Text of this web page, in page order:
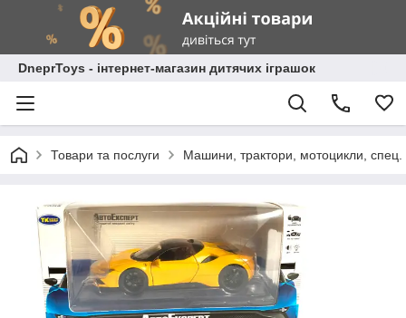
DneprToys - інтернет-магазин дитячих іграшок
Товари та послуги Машини, трактори, мотоцикли, спец.